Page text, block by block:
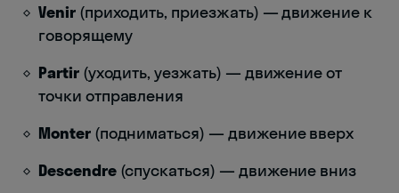
Venir(приходить, приезжать) — движение к
говорящему
Partir(уходить, уезжать) — движение от
точки отправления
Monter(подниматься) — движение вверх
Descendre(спускаться) — движение вниз